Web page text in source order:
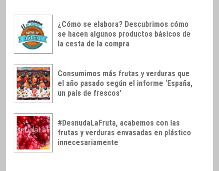
¿Cómo se elabora? Descubrimos cómo
se hacen algunos productos básicos de
la cesta de la compra
Consumimos más frutas y verduras que
el año pasado según el informe ‘España,
un país de frescos’
#DesnudaLaFruta, acabemos con las
frutas y verduras envasadas en plástico
innecesariamente